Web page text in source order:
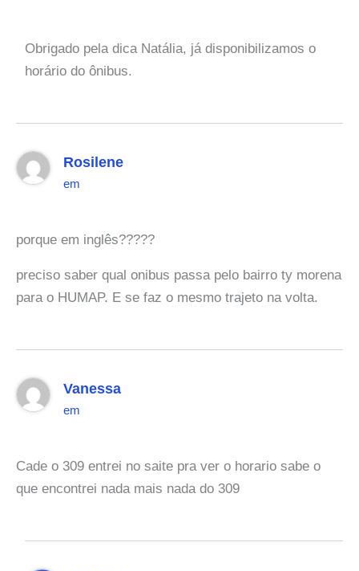
Obrigado pela dica Natália, já disponibilizamos o
horário do ônibus.
Rosilene
em
porque em inglês?????
preciso saber qual onibus passa pelo bairro ty morena
para o HUMAP. E se faz o mesmo trajeto na volta.
Vanessa
em
Cade o 309 entrei no saite pra ver o horario sabe o
que encontrei nada mais nada do 309